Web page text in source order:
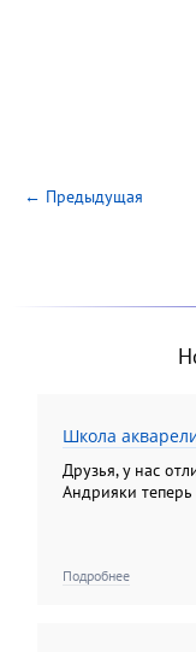
← Предыдущая
Школа
Друзья, у нас
Андрияки
Подробнее